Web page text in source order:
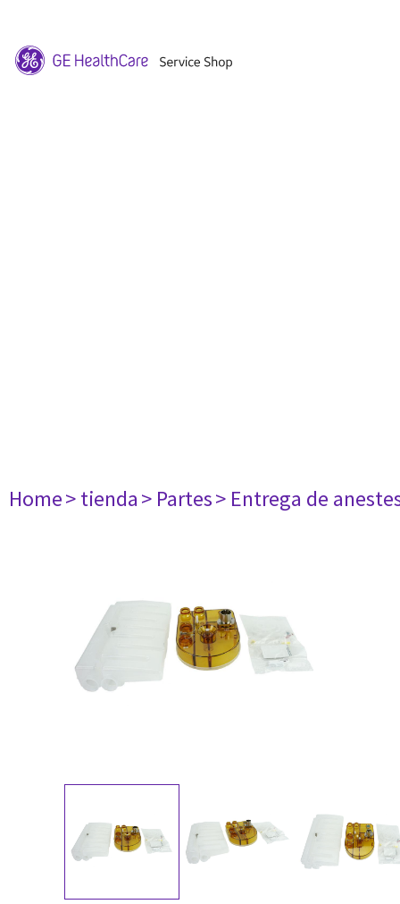
Home> tienda> Partes> Entrega de